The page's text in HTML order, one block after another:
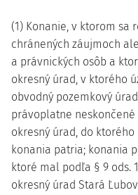
(1) Konanie, v ktorom sa
chránených záujmoch
a právnických osôb a
okresný úrad, v ktorého
obvodný pozemkový
právoplatne neskončené
okresný úrad, do
konania patria; konania
ktoré mal podľa § 9 ods.
okresný úrad Stará